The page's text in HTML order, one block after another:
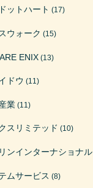
ットハート (17)
ウォーク (15)
ENIX (13)
ドウ (11)
業 (11)
スリミテッド (10)
ンインターナショナル
ムサービス (8)